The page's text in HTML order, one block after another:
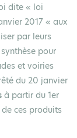
dite « loi
2017 « aux
par leurs
pour
et voiries
du 20 janvier
à partir du 1er
de ces produits